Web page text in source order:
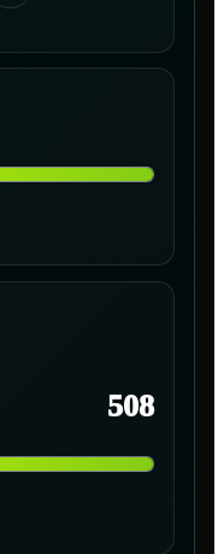
508